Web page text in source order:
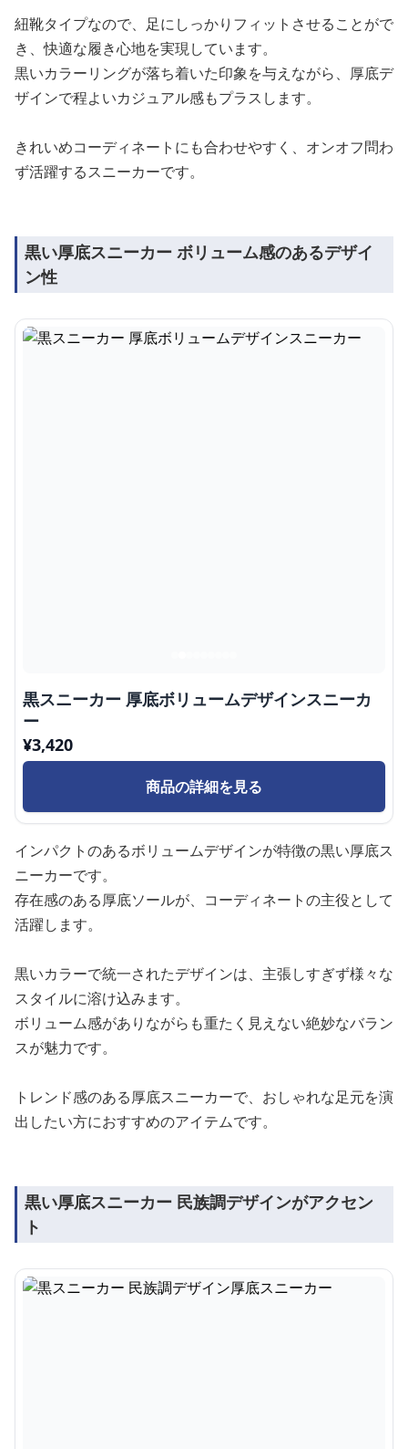
紐靴タイプなので、足にしっかりフィットさせることがで
き、快適な履き心地を実現しています。
黒いカラーリングが落ち着いた印象を与えながら、厚底デ
ザインで程よいカジュアル感もプラスします。
きれいめコーディネートにも合わせやすく、オンオフ問わ
ず活躍するスニーカーです。
黒い厚底スニーカー ボリューム感のあるデザイ
ン性
黒スニーカー 厚底ボリュームデザインスニーカ
ー
¥3,420
商品の詳細を見る
インパクトのあるボリュームデザインが特徴の黒い厚底ス
ニーカーです。
存在感のある厚底ソールが、コーディネートの主役として
活躍します。
黒いカラーで統一されたデザインは、主張しすぎず様々な
スタイルに溶け込みます。
ボリューム感がありながらも重たく見えない絶妙なバラン
スが魅力です。
トレンド感のある厚底スニーカーで、おしゃれな足元を演
出したい方におすすめのアイテムです。
黒い厚底スニーカー 民族調デザインがアクセン
ト